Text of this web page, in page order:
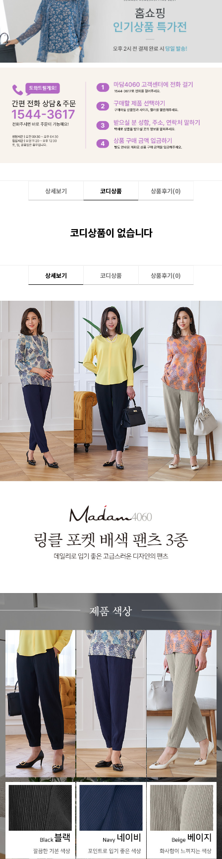
상세보기 코디상품 상품후기(0)
코디상품이 없습니다
상세보기 코디상품 상품후기(0)